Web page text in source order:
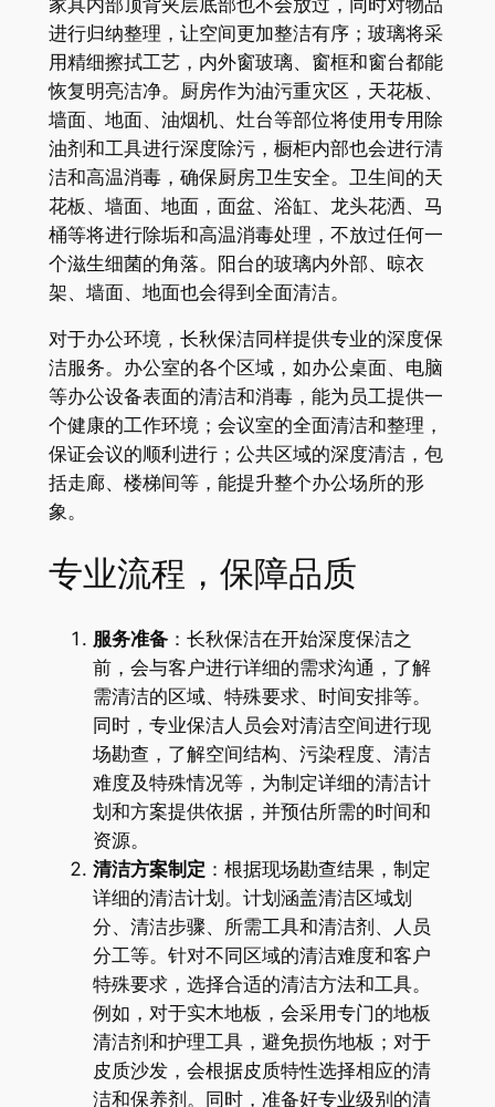
进行归纳整理，让空间更加整洁有序；玻璃将采
用精细擦拭工艺，内外窗玻璃、窗框和窗台都能
恢复明亮洁净。厨房作为油污重灾区，天花板、
墙面、地面、油烟机、灶台等部位将使用专用除
油剂和工具进行深度除污，橱柜内部也会进行清
洁和高温消毒，确保厨房卫生安全。卫生间的天
花板、墙面、地面，面盆、浴缸、龙头花洒、马
桶等将进行除垢和高温消毒处理，不放过任何一
个滋生细菌的角落。阳台的玻璃内外部、晾衣
架、墙面、地面也会得到全面清洁。
对于办公环境，长秋保洁同样提供专业的深度保
洁服务。办公室的各个区域，如办公桌面、电脑
等办公设备表面的清洁和消毒，能为员工提供一
个健康的工作环境；会议室的全面清洁和整理，
保证会议的顺利进行；公共区域的深度清洁，包
括走廊、楼梯间等，能提升整个办公场所的形
象。
专业流程，保障品质
服务准备：长秋保洁在开始深度保洁之
前，会与客户进行详细的需求沟通，了解
需清洁的区域、特殊要求、时间安排等。
同时，专业保洁人员会对清洁空间进行现
场勘查，了解空间结构、污染程度、清洁
难度及特殊情况等，为制定详细的清洁计
划和方案提供依据，并预估所需的时间和
资源。
清洁方案制定 ：根据现场勘查结果，制定
详细的清洁计划。计划涵盖清洁区域划
分、清洁步骤、所需工具和清洁剂、人员
分工等。针对不同区域的清洁难度和客户
特殊要求，选择合适的清洁方法和工具。
例如，对于实木地板，会采用专门的地板
清洁剂和护理工具，避免损伤地板；对于
皮质沙发，会根据皮质特性选择相应的清
洁和保养剂。同时，准备好专业级别的清